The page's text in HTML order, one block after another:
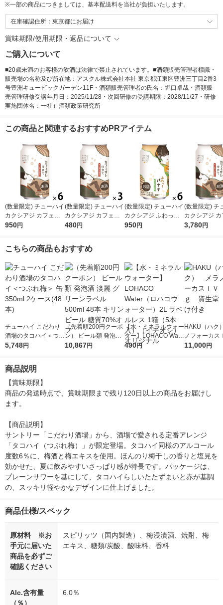
※一部の商品につきましては、基本配送料を当社が負担いたします。
在庫確認住所：東京都にお届け
賞味期限/使用期限・返品について
ご購入について
■20歳未満のお客様の飲酒は法律で禁止されています。■酒類販売管理者標識・
販売場の名称及び所在地：アスクル株式会社本社 東京都江東区豊洲三丁目2番3
号豊洲キュービックガーデン11F・酒類販売管理者の氏名：堀口卓哉・酒類販
売管理研修受講年月日：2025/11/28・次回研修の受講期限：2028/11/27・研修
実施団体名：一社）酒類政策研究所
この商品と関連するおすすめPRアイテム
(数量限定) チューハイ
カクシアジ カフェオ
レ仕立て 缶 350ml 6
950円
(数量限定) チューハイ
カクシアジ カフェオ
レ仕立て 缶 350ml 3
480円
(数量限定) チューハイ
カクシアジ ふわっと
バナナ 缶 350ml 6本
950円
(数量限定) チ
カクシアジ
レ仕立て 缶
3,780円
こちらの商品もおすすめ
チューハイ こだわり
酒場のタコハイ＜つぶ
れ梅＞ 缶 350ml 2ケ
5,748円
（先着順200円クーポ
ン） ビール類 発泡酒
淡麗 グリーンラベル
10,867円
【水・ミネラルウォー
ター】LOHACO Wate
r（ロハコウォータ
490円
HAKU（ハ
ノフォーカ
5ｇ 資生堂
11,000円
商品説明
【賞味期限】
商品の発送時点で、賞味期限まで残り120日以上の商品をお届けし
ます。
【商品説明】
サントリー「こだわり酒場」から、酒場で愛される定番アレンジ
「タコハイ（つぶれ梅）」が限定登場。タコハイ同様のアルコール
度数6％に、梅酒と梅エキスを使用。ほんのり梅干しの香りと塩見を
効かせた、夏に飲みやすいさっぱり感が特長です。パッケージは、
プレーンサワーを基にして、タコハイらしいたたずまいと赤が基調
の、スッキリ軽やかなデザインに仕上げました。
商品仕様/スペック
原材料 ※お
手元に届いた
商品を必ずご
確認ください
スピリッツ（国内製造）、梅浸漬酒、焼酎、梅
エキス、糖類/炭酸、酸味料、香料
Alc.含有量
（％）
6.0％